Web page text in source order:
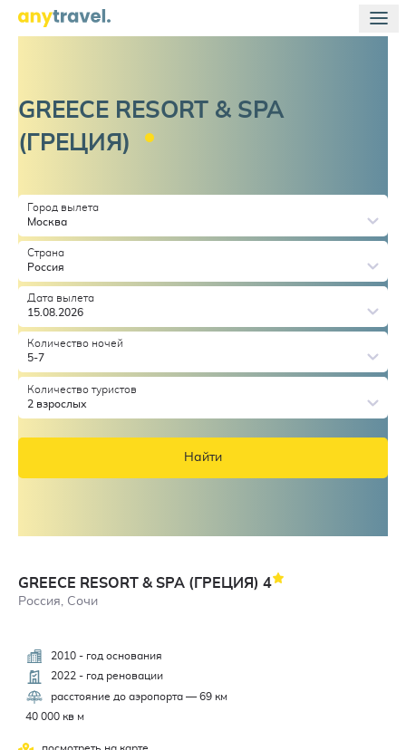
GREECE RESORT & SPA
(ГРЕЦИЯ)
Город вылета
Москва
Страна
Россия
Дата вылета
15.08.2026
Количество ночей
5-7
Количество туристов
2 взрослых
Найти
GREECE RESORT & SPA (ГРЕЦИЯ) 4
Россия, Сочи
2010 - год основания
2022 - год реновации
расстояние до аэропорта — 69 км
40 000 кв м